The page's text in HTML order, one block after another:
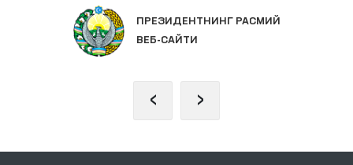
ПРЕЗИДЕНТНИНГ РАСМИЙ
ВЕБ-САЙТИ
‹ ›